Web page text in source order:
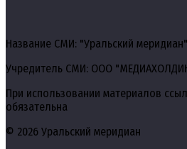
Название СМИ: "Уральский меридиан"
Учредитель СМИ: ООО
При использовании материалов
обязательна
© 2026 Уральский меридиан